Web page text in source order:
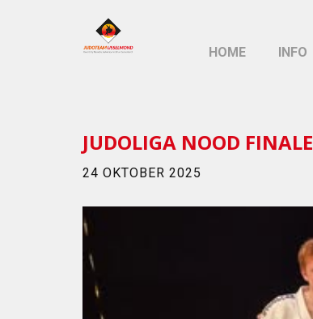
HOME INFO
JUDOLIGA NOOD FINALE
24 OKTOBER 2025